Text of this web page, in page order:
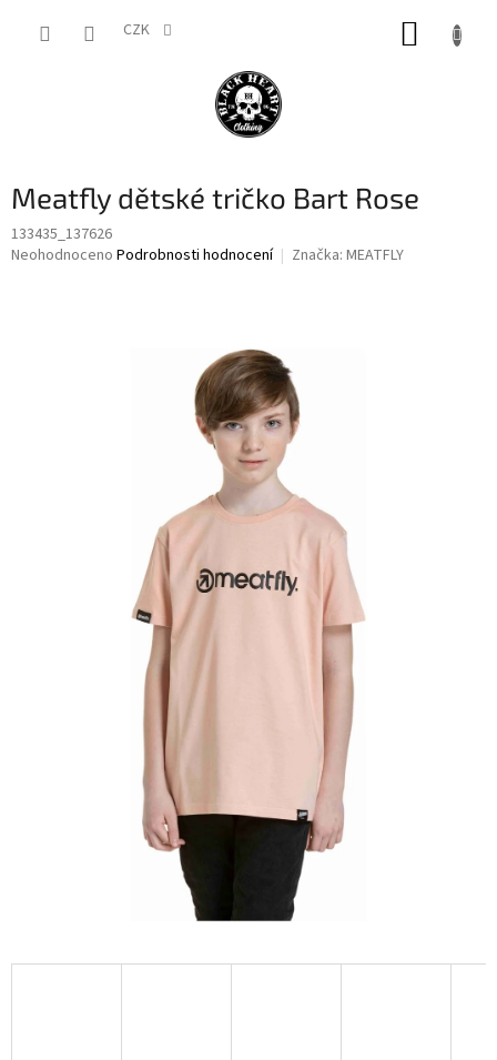
CZK
Meatfly dětské tričko Bart Rose
133435_137626
Průměrné
Neohodnoceno Podrobnosti hodnocení Značka: MEATFLY